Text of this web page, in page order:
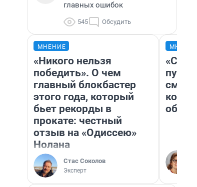
главных ошибок
545 Обсудить
МНЕНИЕ
«Никого нельзя
победить». О чем
главный блокбастер
этого года, который
бьет рекорды в
прокате: честный
отзыв на «Одиссею»
Нолана
Стас Соколов
Эксперт